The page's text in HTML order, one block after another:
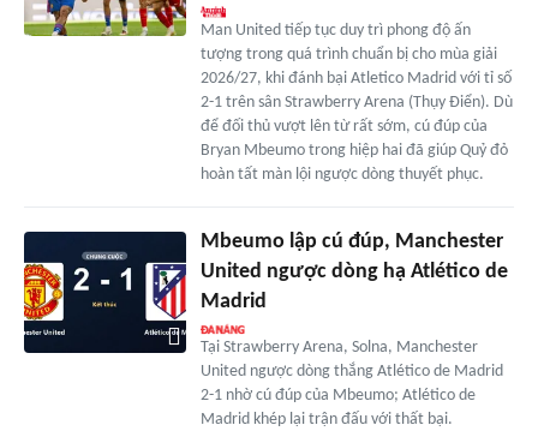
Man United tiếp tục duy trì phong độ ấn
tượng trong quá trình chuẩn bị cho mùa giải
2026/27, khi đánh bại Atletico Madrid với tỉ số
2-1 trên sân Strawberry Arena (Thụy Điển). Dù
để đối thủ vượt lên từ rất sớm, cú đúp của
Bryan Mbeumo trong hiệp hai đã giúp Quỷ đỏ
hoàn tất màn lội ngược dòng thuyết phục.
Mbeumo lập cú đúp, Manchester
United ngược dòng hạ Atlético de
Madrid
Tại Strawberry Arena, Solna, Manchester
United ngược dòng thắng Atlético de Madrid
2-1 nhờ cú đúp của Mbeumo; Atlético de
Madrid khép lại trận đấu với thất bại.